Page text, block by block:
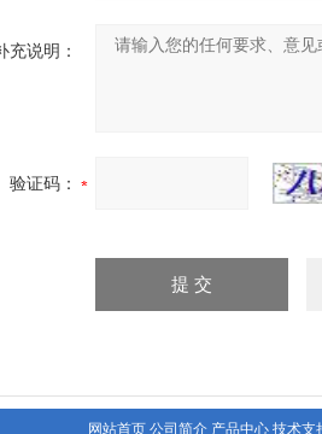
充说明：
验证码：
网站首页 公司简介 产品中心 技术支